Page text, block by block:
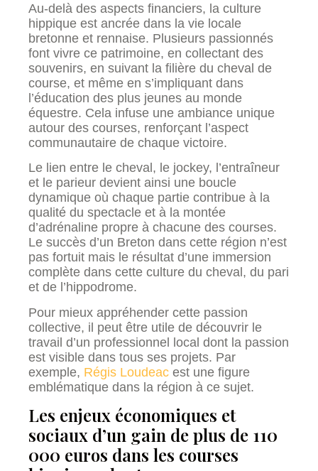
Au-delà des aspects financiers, la culture
hippique est ancrée dans la vie locale
bretonne et rennaise. Plusieurs passionnés
font vivre ce patrimoine, en collectant des
souvenirs, en suivant la filière du cheval de
course, et même en s’impliquant dans
l’éducation des plus jeunes au monde
équestre. Cela infuse une ambiance unique
autour des courses, renforçant l’aspect
communautaire de chaque victoire.
Le lien entre le cheval, le jockey, l’entraîneur
et le parieur devient ainsi une boucle
dynamique où chaque partie contribue à la
qualité du spectacle et à la montée
d’adrénaline propre à chacune des courses.
Le succès d’un Breton dans cette région n’est
pas fortuit mais le résultat d’une immersion
complète dans cette culture du cheval, du pari
et de l’hippodrome.
Pour mieux appréhender cette passion
collective, il peut être utile de découvrir le
travail d’un professionnel local dont la passion
est visible dans tous ses projets. Par
exemple, Régis Loudeac est une figure
emblématique dans la région à ce sujet.
Les enjeux économiques et
sociaux d’un gain de plus de 110
000 euros dans les courses